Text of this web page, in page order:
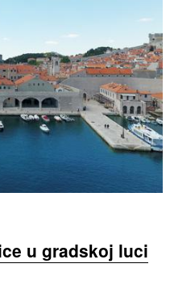
u gradskoj luci